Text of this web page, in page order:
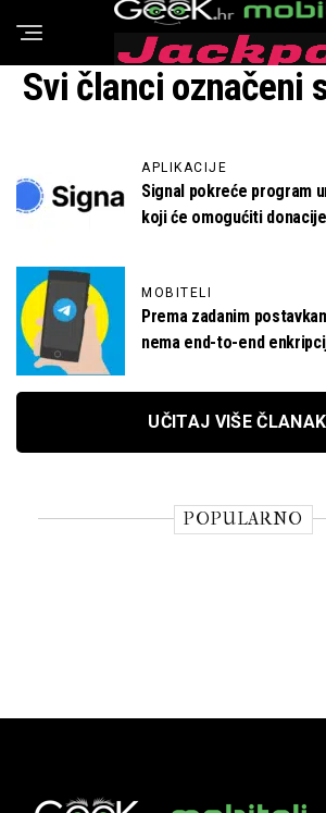
GeeK Mobiteli
Svi članci označeni
APLIKACIJE
Signal pokreće program
koji će omogućiti
MOBITELI
Prema zadanim
nema end-to-end
UČITAJ VIŠE
POPULARNO